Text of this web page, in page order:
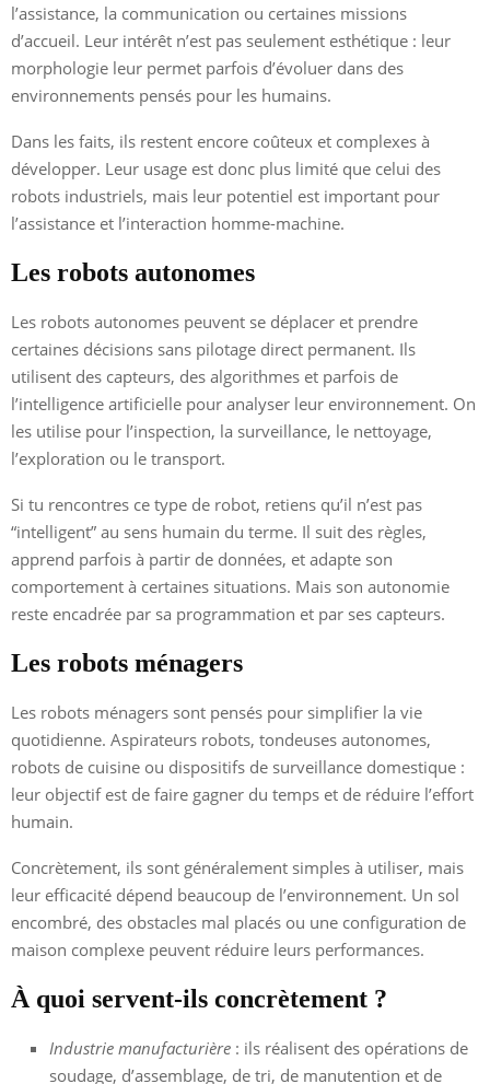
l’assistance, la communication ou certaines missions
d’accueil. Leur intérêt n’est pas seulement esthétique : leur
morphologie leur permet parfois d’évoluer dans des
environnements pensés pour les humains.
Dans les faits, ils restent encore coûteux et complexes à
développer. Leur usage est donc plus limité que celui des
robots industriels, mais leur potentiel est important pour
l’assistance et l’interaction homme-machine.
Les robots autonomes
Les robots autonomes peuvent se déplacer et prendre
certaines décisions sans pilotage direct permanent. Ils
utilisent des capteurs, des algorithmes et parfois de
l’intelligence artificielle pour analyser leur environnement. On
les utilise pour l’inspection, la surveillance, le nettoyage,
l’exploration ou le transport.
Si tu rencontres ce type de robot, retiens qu’il n’est pas
“intelligent” au sens humain du terme. Il suit des règles,
apprend parfois à partir de données, et adapte son
comportement à certaines situations. Mais son autonomie
reste encadrée par sa programmation et par ses capteurs.
Les robots ménagers
Les robots ménagers sont pensés pour simplifier la vie
quotidienne. Aspirateurs robots, tondeuses autonomes,
robots de cuisine ou dispositifs de surveillance domestique :
leur objectif est de faire gagner du temps et de réduire l’effort
humain.
Concrètement, ils sont généralement simples à utiliser, mais
leur efficacité dépend beaucoup de l’environnement. Un sol
encombré, des obstacles mal placés ou une configuration de
maison complexe peuvent réduire leurs performances.
À quoi servent-ils concrètement ?
Industrie manufacturière : ils réalisent des opérations de
soudage, d’assemblage, de tri, de manutention et de